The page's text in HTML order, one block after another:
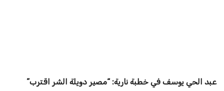
عبد الحي يوسف في خطبة نارية: “مصير دويلة الشر اقترب”